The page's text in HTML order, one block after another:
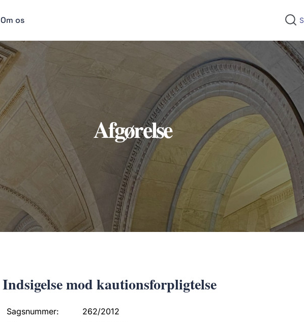
Om os
Afgørelse
Indsigelse mod kautionsforpligtelse
Sagsnummer:
262/2012